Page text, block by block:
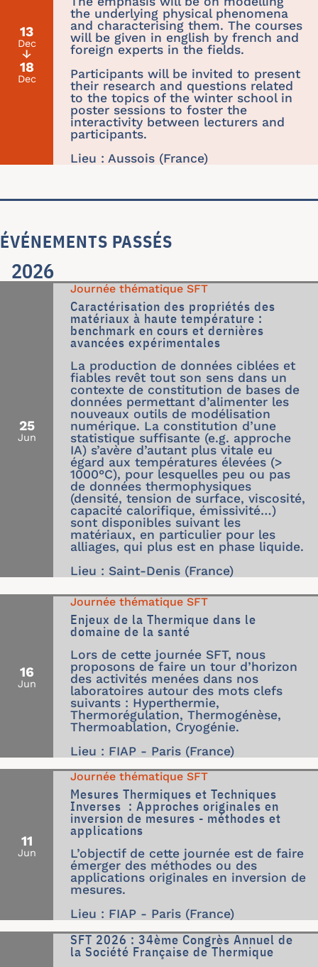
13
Dec
↓
18
Dec
the underlying physical phenomena
and characterising them. The courses
will be given in english by french and
foreign experts in the fields.
Participants will be invited to present
their research and questions related
to the topics of the winter school in
poster sessions to foster the
interactivity between lecturers and
participants.
Lieu : Aussois (France)
ÉVÉNEMENTS PASSÉS
2026
25
Jun
Journée thématique SFT
Caractérisation des propriétés des
matériaux à haute température :
benchmark en cours et dernières
avancées expérimentales
La production de données ciblées et
fiables revêt tout son sens dans un
contexte de constitution de bases de
données permettant d’alimenter les
nouveaux outils de modélisation
numérique. La constitution d’une
statistique suffisante (e.g. approche
IA) s’avère d’autant plus vitale eu
égard aux températures élevées (>
1000°C), pour lesquelles peu ou pas
de données thermophysiques
(densité, tension de surface, viscosité,
capacité calorifique, émissivité…)
sont disponibles suivant les
matériaux, en particulier pour les
alliages, qui plus est en phase liquide.
Lieu : Saint-Denis (France)
16
Jun
Journée thématique SFT
Enjeux de la Thermique dans le
domaine de la santé
Lors de cette journée SFT, nous
proposons de faire un tour d’horizon
des activités menées dans nos
laboratoires autour des mots clefs
suivants : Hyperthermie,
Thermorégulation, Thermogénèse,
Thermoablation, Cryogénie.
Lieu : FIAP - Paris (France)
11
Jun
Journée thématique SFT
Mesures Thermiques et Techniques
Inverses : Approches originales en
inversion de mesures - méthodes et
applications
L’objectif de cette journée est de faire
émerger des méthodes ou des
applications originales en inversion de
mesures.
Lieu : FIAP - Paris (France)
SFT 2026 : 34ème Congrès Annuel de
la Société Française de Thermique